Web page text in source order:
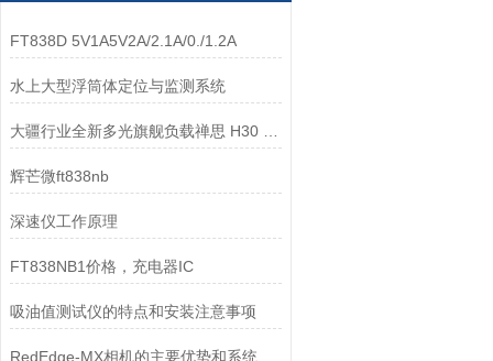
FT838D 5V1A5V2A/2.1A/0./1.2A
水上大型浮筒体定位与监测系统
辉芒微ft838nb
深速仪工作原理
FT838NB1价格，充电器IC
吸油值测试仪的特点和安装注意事项
RedEdge-MX相机的主要优势和系统特点